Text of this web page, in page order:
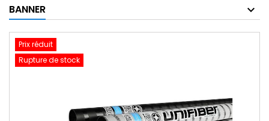
BANNER
Prix réduit
Rupture de stock